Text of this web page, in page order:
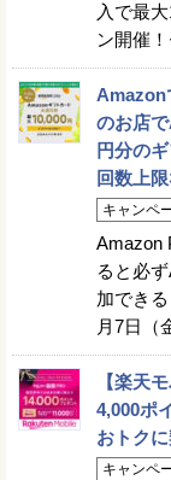
入で最
ン開催
Amazon
のお店
円分の
回数上
キャンペ
Amazon
ると必
加でき
月7日（
【楽天
4,000ポ
おトク
キャンペ